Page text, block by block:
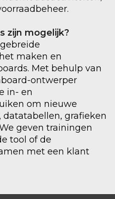
zijn mogelijk?
maken en
Met behulp van
ontwerper
in- en
om nieuwe
grafieken
geven trainingen
tool of de
met een klant